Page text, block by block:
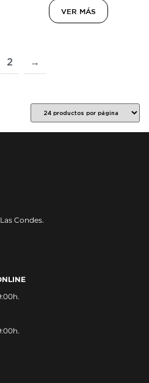
VER MÁS
2 →
Condes.